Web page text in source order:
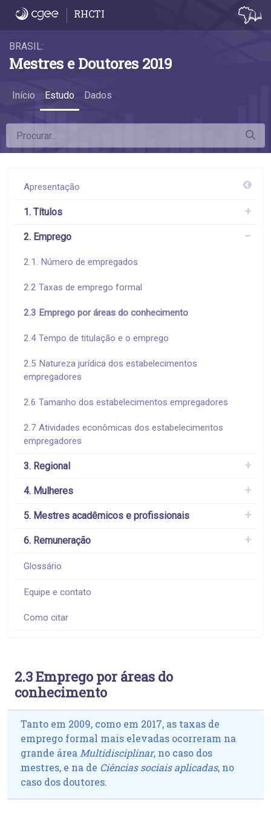
2.3 Emprego por áreas do conhecimento
RHCTI
BRASIL:
Mestres e Doutores 2019
Início Estudo Dados
Apresentação
1. Títulos
2. Emprego
2.1. Número de empregados
2.2 Taxas de emprego formal
2.3 Emprego por áreas do conhecimento
2.4 Tempo de titulação e o emprego
2.5 Natureza jurídica dos estabelecimentos
empregadores
2.6 Tamanho dos estabelecimentos empregadores
2.7 Atividades econômicas dos estabelecimentos
empregadores
3. Regional
4. Mulheres
5. Mestres acadêmicos e profissionais
6. Remuneração
Glossário
Equipe e contato
Como citar
2.3 Emprego por áreas do
conhecimento
Tanto em 2009, como em 2017, as taxas de
emprego formal mais elevadas ocorreram na
grande área Multidisciplinar, no caso dos
mestres, e na de Ciências sociais aplicadas, no
caso dos doutores.